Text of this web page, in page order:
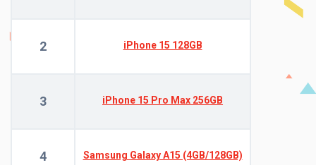
2 iPhone 15 128GB
3 iPhone 15 Pro Max 256GB
4 Samsung Galaxy A15 (4GB/128GB)